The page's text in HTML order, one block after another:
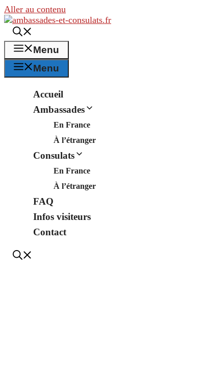
Aller au contenu
Menu
Menu
Accueil
Ambassades
En France
À l’étranger
Consulats
En France
À l’étranger
FAQ
Infos visiteurs
Contact